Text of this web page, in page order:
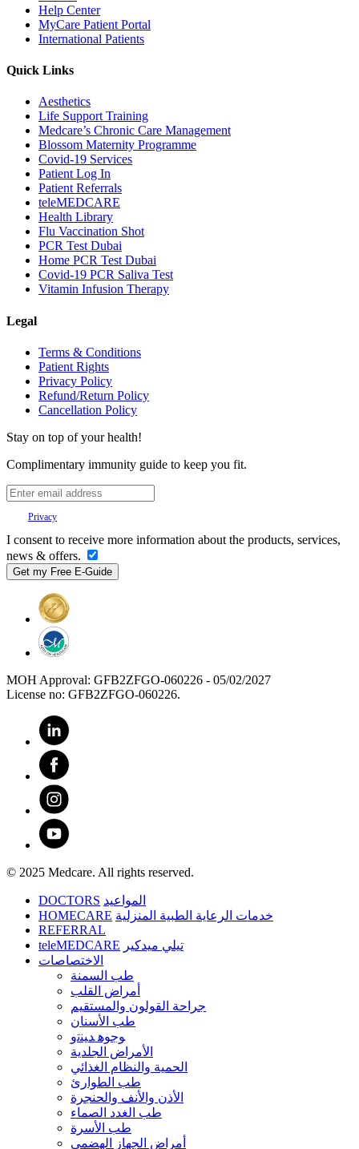
Help Center
MyCare Patient Portal
International Patients
Quick Links
Aesthetics
Life Support Training
Medcare’s Chronic Care Management
Blossom Maternity Programme
Covid-19 Services
Patient Log In
Patient Referrals
teleMEDCARE
Health Library
Flu Vaccination Shot
PCR Test Dubai
Home PCR Test Dubai
Covid-19 PCR Saliva Test
Vitamin Infusion Therapy
Legal
Terms & Conditions
Patient Rights
Privacy Policy
Refund/Return Policy
Cancellation Policy
Stay on top of your health!
Complimentary immunity guide to keep you fit.
Privacy
I consent to receive more information about the products, services,
news & offers.
MOH Approval: GFB2ZFGO-060226 - 05/02/2027
License no: GFB2ZFGO-060226.
© 2025 Medcare. All rights reserved.
DOCTORS المواعيد
HOMECARE خدمات الرعاية الطبية المنزلية
REFERRAL
teleMEDCARE تيلي ميدكير
الاختصاصات
طب السمنة
أمراض القلب
جراحة القولون والمستقيم
طب الأسنان
ﻮﺟﻮﻫ ﺪﻴﻨﺗﻭ
الأمراض الجلدية
الحمية والنظام الغذائي
طب الطوارئ
الأذن والأنف والحنجرة
طب الغدد الصماء
طب الأسرة
أمراض الجهاز الهضمي